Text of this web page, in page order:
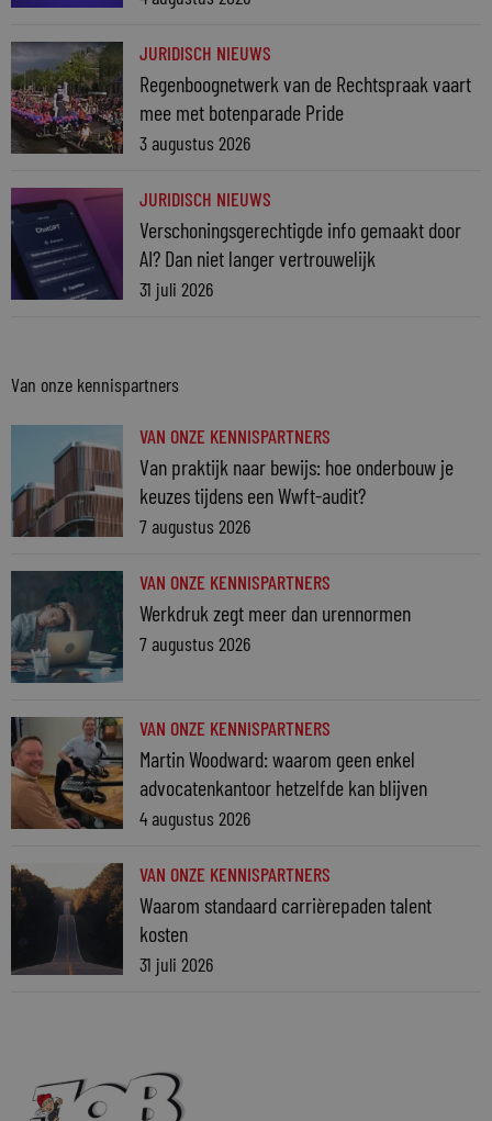
JURIDISCH NIEUWS
Regenboognetwerk van de Rechtspraak vaart
mee met botenparade Pride
3 augustus 2026
JURIDISCH NIEUWS
Verschoningsgerechtigde info gemaakt door
AI? Dan niet langer vertrouwelijk
31 juli 2026
Van onze kennispartners
VAN ONZE KENNISPARTNERS
Van praktijk naar bewijs: hoe onderbouw je
keuzes tijdens een Wwft-audit?
7 augustus 2026
VAN ONZE KENNISPARTNERS
Werkdruk zegt meer dan urennormen
7 augustus 2026
VAN ONZE KENNISPARTNERS
Martin Woodward: waarom geen enkel
advocatenkantoor hetzelfde kan blijven
4 augustus 2026
VAN ONZE KENNISPARTNERS
Waarom standaard carrièrepaden talent
kosten
31 juli 2026